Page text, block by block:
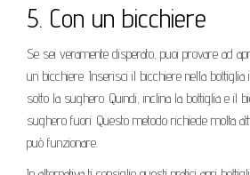
5. Con un bicchiere
Se sei veramente disperato, puoi provare ad
un bicchiere. Inserisci il bicchiere nella
sotto la sughero. Quindi, inclina la bottiglia e il
sughero fuori. Questo metodo richiede molta
può funzionare.